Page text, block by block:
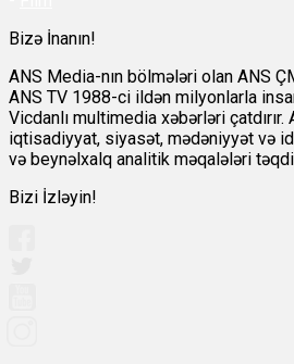
Bizə İnanın!
ANS Media-nın bölmələri olan ANS
ANS TV 1988-ci ildən milyonlarla
Vicdanlı multimedia xəbərləri
iqtisadiyyat, siyasət, mədəniyyət və
və beynəlxalq analitik məqalələri
Bizi İzləyin!